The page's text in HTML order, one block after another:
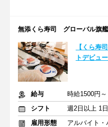
無添くら寿司 グローバル旗
【くら寿
トデビュ
給与
時給1500円～
シフト
週2日以上 1
雇用形態
アルバイト・